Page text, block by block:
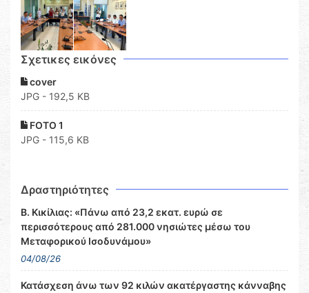
Σχετικες εικόνες
cover
JPG - 192,5 KB
FOTO 1
JPG - 115,6 KB
Δραστηριότητες
Β. Κικίλιας: «Πάνω από 23,2 εκατ. ευρώ σε
περισσότερους από 281.000 νησιώτες μέσω του
Μεταφορικού Ισοδυνάμου»
04/08/26
Κατάσχεση άνω των 92 κιλών ακατέργαστης κάνναβης